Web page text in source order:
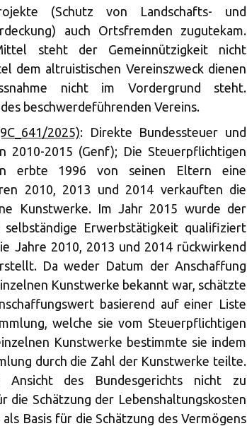
(Schutz von Landschafts- und
auch Ortsfremden zugutekam.
steht der Gemeinnützigkeit nicht
dem altruistischen Vereinszweck dienen
nicht im Vordergrund steht.
beschwerdeführenden Vereins.
2025): Direkte Bundessteuer und
2010-2015 (Genf); Die Steuerpflichtigen
erbte 1996 von seinen Eltern eine
2010, 2013 und 2014 verkauften die
Kunstwerke. Im Jahr 2015 wurde der
Erwerbstätigkeit qualifiziert
Jahre 2010, 2013 und 2014 rückwirkend
Da weder Datum der Anschaffung
Kunstwerke bekannt war, schätzte
basierend auf einer Liste
welche sie vom Steuerpflichtigen
Kunstwerke bestimmte sie indem
durch die Zahl der Kunstwerke teilte.
Ansicht des Bundesgerichts nicht zu
die Schätzung der Lebenshaltungskosten
Basis für die Schätzung des Vermögens